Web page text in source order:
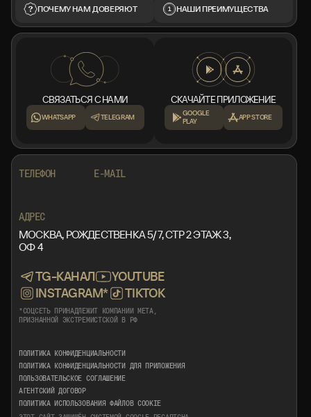
ПОЧЕМУ НАМ ДОВЕРЯЮТ НАШИ ПРЕИМУЩЕСТВА
СВЯЗАТЬСЯ С НАМИ
WHATSAPP TELEGRAM
СКАЧАЙТЕ ПРИЛОЖЕНИЕ
GOOGLE
PLAY
APP STORE
ТЕЛЕФОН E-MAIL
АДРЕС
МОСКВА, РОЖДЕСТВЕНКА 5/7, СТР 2 ЭТАЖ 3,
ОФ 4
TG-КАНАЛ
YOUTUBE
INSTAGRAM*
TIKTOK
*СОЦСЕТЬ ПРИНАДЛЕЖИТ КОМПАНИИ META,
ПРИЗНАННОЙ ЭКСТРЕМИСТСКОЙ В РФ
ПОЛИТИКА КОНФИДЕНЦИАЛЬНОСТИ
ПОЛИТИКА КОНФИДЕНЦИАЛЬНОСТИ ДЛЯ ПРИЛОЖЕНИЯ
ПОЛЬЗОВАТЕЛЬСКОЕ СОГЛАШЕНИЕ
АГЕНТСКИЙ ДОГОВОР
ПОЛИТИКА ИСПОЛЬЗОВАНИЯ ФАЙЛОВ COOKIE